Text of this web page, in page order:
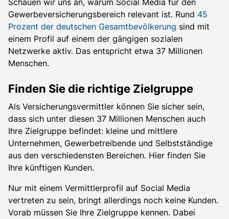
Schauen wir uns an, warum Social Media für den
Gewerbeversicherungsbereich relevant ist. Rund 45
Prozent der deutschen Gesamtbevölkerung sind mit
einem Profil auf einem der gängigen sozialen
Netzwerke aktiv. Das entspricht etwa 37 Millionen
Menschen.
Finden Sie die richtige Zielgruppe
Als Versicherungsvermittler können Sie sicher sein,
dass sich unter diesen 37 Millionen Menschen auch
Ihre Zielgruppe befindet: kleine und mittlere
Unternehmen, Gewerbetreibende und Selbstständige
aus den verschiedensten Bereichen. Hier finden Sie
Ihre künftigen Kunden.
Nur mit einem Vermittlerprofil auf Social Media
vertreten zu sein, bringt allerdings noch keine Kunden.
Vorab müssen Sie Ihre Zielgruppe kennen. Dabei